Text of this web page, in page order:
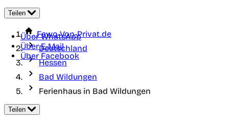
Teilen
Über WhatsApp
Über E-Mail
Über Facebook
Fewo-Von-Privat.de
Deutschland
Hessen
Bad Wildungen
Ferienhaus in Bad Wildungen
Teilen